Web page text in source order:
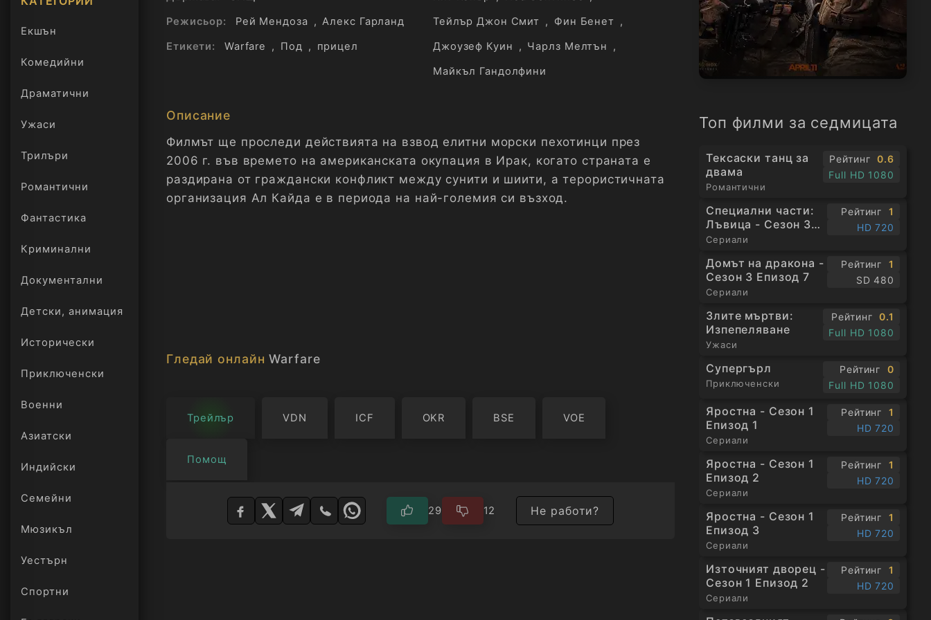
Екшън
Комедийни
Драматични
Ужаси
Трилъри
онлайн
Романтични
Фантастика
Криминални
Документални
Детски, анимация
Исторически
Приключенски
Военни
Азиатски
Индийски
Семейни
Мюзикъл
Уестърн
Спортни
Топ филми за седмицата
Тексаски танц за
двама
Романтични
Рейтинг
0.6
Full HD 1080
Специални части:
Лъвица - Сезон 3
Епизод 1
Сериали
Рейтинг
1
HD 720
Домът на дракона -
Сезон 3 Епизод 7
Сериали
Рейтинг
1
SD 480
Злите мъртви:
Изпепеляване
Ужаси
Рейтинг
0.1
Full HD 1080
Супергърл
Приключенски
Рейтинг
0
Full HD 1080
Яростна - Сезон 1
Епизод 1
Сериали
Рейтинг
1
HD 720
Яростна - Сезон 1
Епизод 2
Сериали
Рейтинг
1
HD 720
Яростна - Сезон 1
Епизод 3
Сериали
Рейтинг
1
HD 720
Източният дворец -
Сезон 1 Епизод 2
Сериали
Рейтинг
1
HD 720
Режисьор:
Рей Мендоза , Алекс Гарланд
Етикети:
Warfare , Под , прицел
Тейлър Джон Смит , Фин Бенет ,
Джоузеф Куин
, Чарлз Мелтън
,
Майкъл Гандолфини
Описание
Филмът ще проследи действията на взвод елитни морски пехотинци през
2006 г. във времето на американската окупация в Ирак, когато страната е
раздирана от граждански конфликт между сунити и шиити, а терористичната
организация Ал Кайда е в периода на най-големия си възход.
Гледай онлайнWarfare
Трейлър VDN ICF OKR BSE VOE
Помощ
29 12 Не работи?